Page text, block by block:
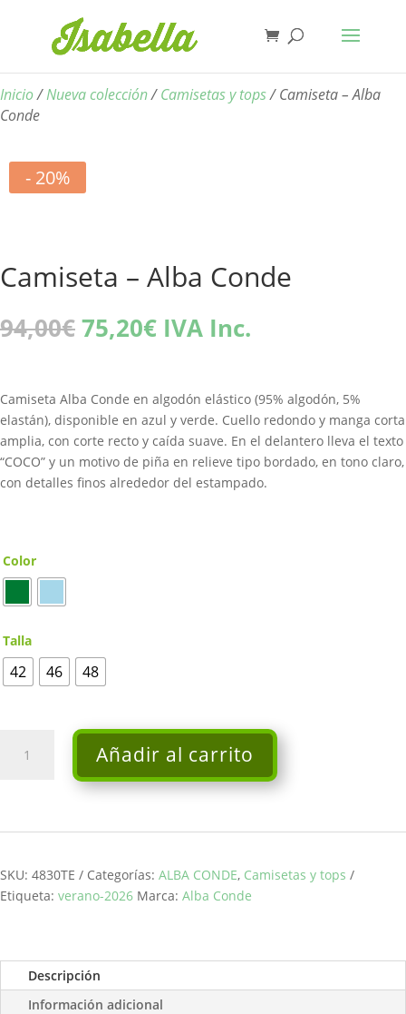
Inicio/Nueva colección/Camisetas y tops/ Camiseta – Alba
Conde
- 20%
Camiseta – Alba Conde
94,00€El
precio
era:
94,00€.
75,20€El
precio
es:
75,20€.
IVA Inc.
Camiseta Alba Conde en algodón elástico (95% algodón, 5%
elastán), disponible en azul y verde. Cuello redondo y manga corta
amplia, con corte recto y caída suave. En el delantero lleva el texto
“COCO” y un motivo de piña en relieve tipo bordado, en tono claro,
con detalles finos alrededor del estampado.
Color
Talla
42 46 48
Añadir al carrito
SKU: 4830TE Categorías: ALBA CONDE, Camisetas y tops
Etiqueta: verano-2026 Marca: Alba Conde
Descripción
Información adicional